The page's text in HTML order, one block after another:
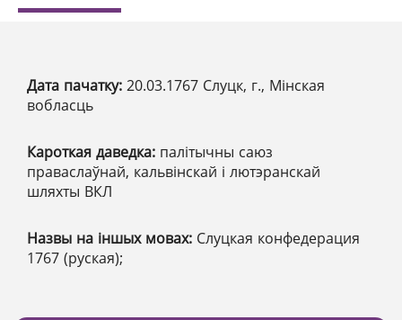
Дата пачатку: 20.03.1767 Слуцк, г., Мінская
вобласць
Кароткая даведка: палітычны саюз
праваслаўнай, кальвінскай і лютэранскай
шляхты ВКЛ
Назвы на іншых мовах: Слуцкая конфедерация
1767 (руская);